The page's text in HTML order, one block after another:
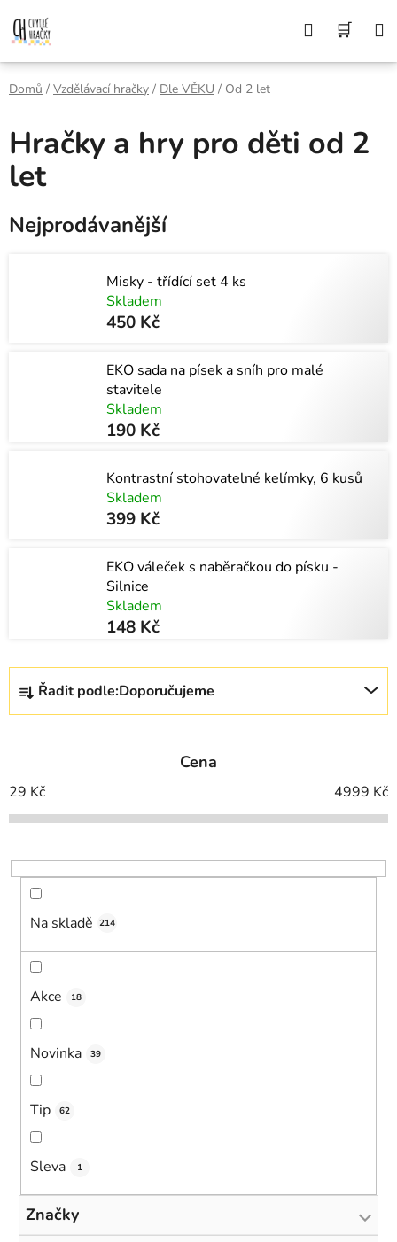
na
obsah
Z DŮVODU DOVOLENÉ BUDEME VAŠE
OBJEDNÁVKY ODESÍLAT AŽ 10. 8. DĚKUJEME
ZA POCHOPENÍ A PŘEJEME KRÁSNÉ LÉTO🌞
Hledat
Domů / Vzdělávací hračky / Dle VĚKU / Od 2 let
Hračky a hry pro děti od 2
let
Nejprodávanější
Misky - třídící set 4 ks
Skladem
450 Kč
EKO sada na písek a sníh pro malé
stavitele
Skladem
190 Kč
Kontrastní stohovatelné kelímky, 6 kusů
Skladem
399 Kč
EKO váleček s naběračkou do písku -
Silnice
Skladem
148 Kč
Ř
z
í
p
o
d
Řadit podle:Doporučujeme
Cena
29 Kč 4999 Kč
Na skladě 214
Akce 18
Novinka 39
Tip 62
Sleva 1
Značky